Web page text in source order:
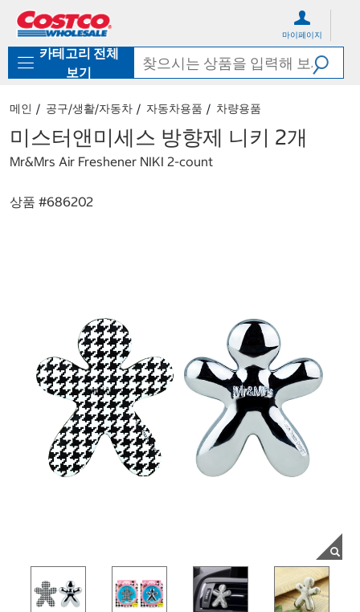
로
기
가
마이페이지
카테고리 전체
보기
메인 공구/생활/자동차 자동차용품 차량용품
미스터앤미세스 방향제 니키 2개
Mr&Mrs Air Freshener NIKI 2-count
상품 #686202